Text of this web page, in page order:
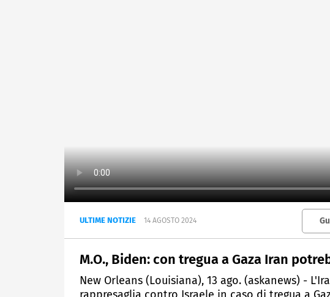
ULTIME NOTIZIE 14 AGOSTO 2024
M.O., Biden: con tregua a Gaza Iran
New Orleans (Louisiana), 13 ago. (askanews) -